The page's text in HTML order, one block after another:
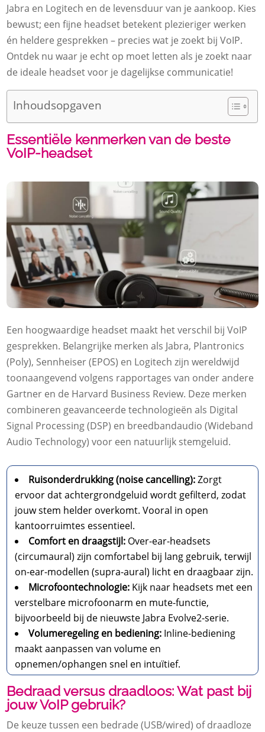
Jabra en Logitech en de levensduur van je aankoop. Kies
bewust; een fijne headset betekent plezieriger werken
én heldere gesprekken – precies wat je zoekt bij VoIP.
Ontdek nu waar je echt op moet letten als je zoekt naar
de ideale headset voor je dagelijkse communicatie!
Inhoudsopgaven
Essentiële kenmerken van de beste
VoIP-headset
Een hoogwaardige headset maakt het verschil bij VoIP
gesprekken. Belangrijke merken als Jabra, Plantronics
(Poly), Sennheiser (EPOS) en Logitech zijn wereldwijd
toonaangevend volgens rapportages van onder andere
Gartner en de Harvard Business Review. Deze merken
combineren geavanceerde technologieën als Digital
Signal Processing (DSP) en breedbandaudio (Wideband
Audio Technology) voor een natuurlijk stemgeluid.
Ruisonderdrukking (noise cancelling):Zorgt
ervoor dat achtergrondgeluid wordt gefilterd, zodat
jouw stem helder overkomt. Vooral in open
kantoorruimtes essentieel.
Comfort en draagstijl: Over-ear-headsets
(circumaural) zijn comfortabel bij lang gebruik, terwijl
on-ear-modellen (supra-aural) licht en draagbaar zijn.
Microfoontechnologie: Kijk naar headsets met een
verstelbare microfoonarm en mute-functie,
bijvoorbeeld bij de nieuwste Jabra Evolve2-serie.
Volumeregeling en bediening: Inline-bediening
maakt aanpassen van volume en
opnemen/ophangen snel en intuïtief.
Bedraad versus draadloos: Wat past bij
jouw VoIP gebruik?
De keuze tussen een bedrade (USB/wired) of draadloze